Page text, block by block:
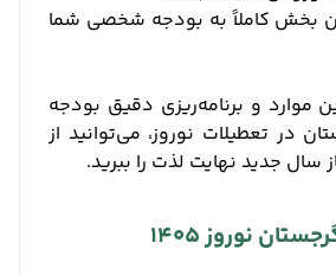
بخش کاملاً به بودجه شخصی شما
موارد و برنامه‌ریزی دقیق بودجه
در تعطیلات نوروز، می‌توانید از
سال جدید نهایت لذت را ببرید.
نوروز 1405